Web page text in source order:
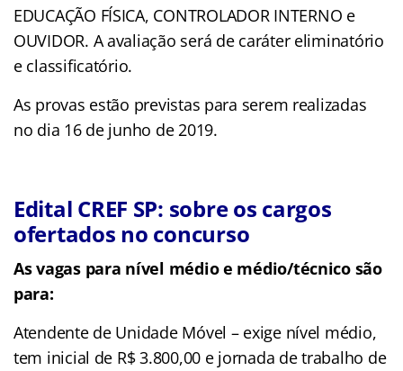
EDUCAÇÃO FÍSICA, CONTROLADOR INTERNO e
OUVIDOR. A avaliação será de caráter eliminatório
e classificatório.
As provas estão previstas para serem realizadas
no dia 16 de junho de 2019.
Edital CREF SP: sobre os cargos
ofertados no concurso
As vagas para nível médio e médio/técnico são
para:
Atendente de Unidade Móvel – exige nível médio,
tem inicial de R$ 3.800,00 e jornada de trabalho de